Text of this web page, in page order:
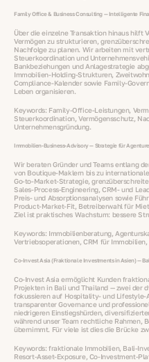
Family Office & Business Consulting — Intelligente
Über die einzelne Transaktion hinaus hilft
Vermögen zu strukturieren,
Nachfolge zu planen. Wir arbeiten mit
Steuerkoordination und
Bankbeziehungen und Anlagestrategie
Immobilien‑Holding‑Strukturen,
Compliance‑Kalender sowie
Leben organisieren.
Keywords: Family‑Office‑Leistungen,
Steuerkoordination, Vermögensschutz,
Unternehmensgründung.
Immobilien‑Business‑Advisory — Strategie für
Wir beraten Gründer und Teams entlang
von Boutique‑Maklern bis zu
Go‑to‑Market‑Strategie,
Sales‑Process‑Engineering, CRM‑ und
Preis‑ und Absorptionsanalysen sowie
Product‑Market‑Fit, Betreiberwahl für
Ziel ist praktisches Wachstum: bessere
Keywords: Immobilienberatung,
Vertriebsoperationen, CRM für
Co‑Invest Asia (Fraktionale Investments in Asien) —
Co‑Invest Asia ermöglicht Kunden
Projekten in Bali und Thailand — zwei der
fokussieren auf Hospitality‑ und
transparenter Governance und
niedrigeren Einstiegshürden,
während unser Team rechtliche Rahmen,
übernimmt. Für viele ist dies die Brücke
Keywords: fraktionale Immobilien,
Resort‑Asset‑Exposure,